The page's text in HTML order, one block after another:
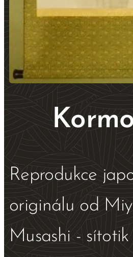
Reprodukce
originálu od
Musashi -